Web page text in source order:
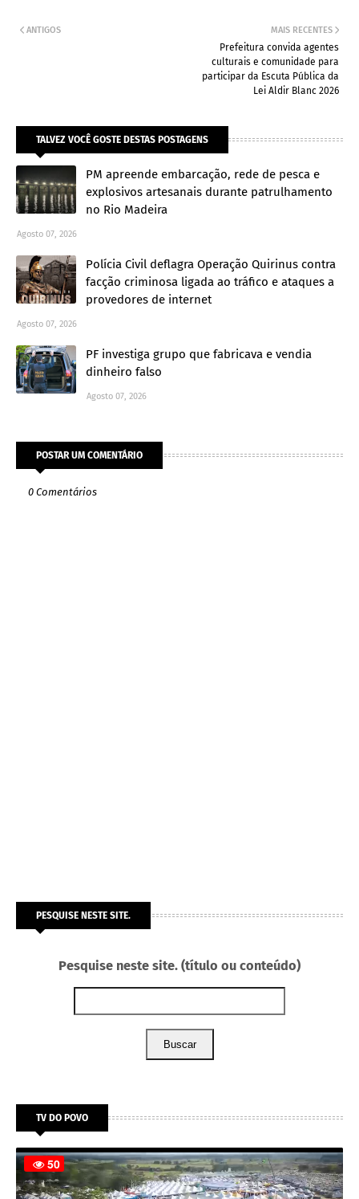
MAIS RECENTES
Prefeitura convida agentes
culturais e comunidade para
participar da Escuta Pública da
Lei Aldir Blanc 2026
ANTIGOS
TALVEZ VOCÊ GOSTE DESTAS POSTAGENS
PM apreende embarcação, rede de pesca e
explosivos artesanais durante patrulhamento
no Rio Madeira
Agosto 07, 2026
Polícia Civil deflagra Operação Quirinus contra
facção criminosa ligada ao tráfico e ataques a
provedores de internet
Agosto 07, 2026
PF investiga grupo que fabricava e vendia
dinheiro falso
Agosto 07, 2026
POSTAR UM COMENTÁRIO
0 Comentários
PESQUISE NESTE SITE.
Pesquise neste site. (título ou conteúdo)
Buscar
TV DO POVO